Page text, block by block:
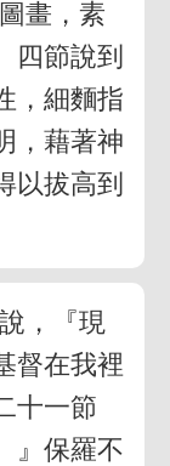
畫，素
四節說到
，細麵指
，藉著神
以拔高到
，『現
督在我裡
十一節
』保羅不